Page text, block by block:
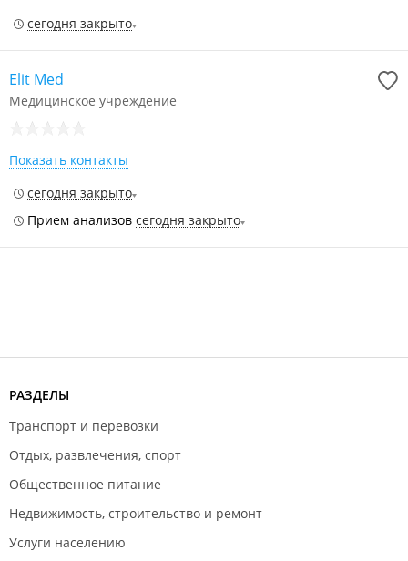
сегодня закрыто
Elit Med
Медицинское учреждение
Показать контакты
сегодня закрыто
Прием анализов сегодня закрыто
РАЗДЕЛЫ
Транспорт и перевозки
Отдых, развлечения, спорт
Общественное питание
Недвижимость, строительство и ремонт
Услуги населению